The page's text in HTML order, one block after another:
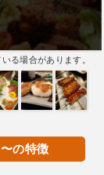
る場合があります。
の特徴